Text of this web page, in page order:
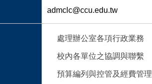
admclc@ccu.edu.tw
處理辦公室各項行政業務
校內各單位之協調與聯繫
預算編列與控管及經費管理